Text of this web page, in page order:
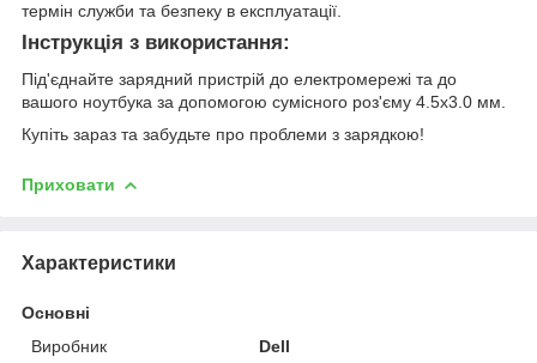
термін служби та безпеку в експлуатації.
Інструкція з використання:
Під'єднайте зарядний пристрій до електромережі та до
вашого ноутбука за допомогою сумісного роз'єму 4.5x3.0 мм.
Купіть зараз та забудьте про проблеми з зарядкою!
Приховати
Характеристики
Основні
Виробник
Dell